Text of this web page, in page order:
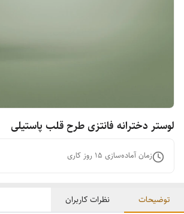
لوستر دخترانه فانتزی طرح قلب پاستیلی
زمان آماده‌سازی 15 روز کاری
توضیحات نظرات کاربران